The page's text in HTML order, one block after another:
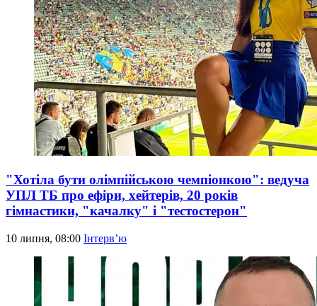
"Хотіла бути олімпійською чемпіонкою": ведуча
УПЛ ТБ про ефіри, хейтерів, 20 років
гімнастики, "качалку" і "тестостерон"
10 липня, 08:00 Інтерв’ю